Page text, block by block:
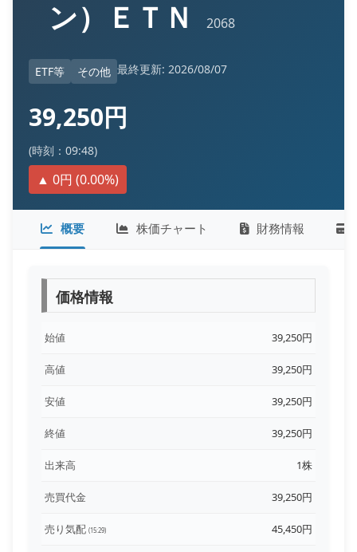
ン）ＥＴＮ
2068
ETF等 その他 最終更新: 2026/08/07
39,250円
(時刻：09:48)
▲ 0円 (0.00%)
概要 株価チャート 財務情報
価格情報
始値 39,250円
高値 39,250円
安値 39,250円
終値 39,250円
出来高 1株
売買代金 39,250円
売り気配 (15:29) 45,450円